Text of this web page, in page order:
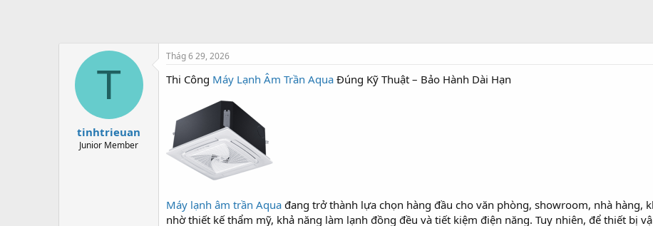
T
tinhtrieuan
Junior Member
Thág 6 29, 2026
Thi Công Máy Lạnh Âm Trần Aqua Đúng Kỹ Thuật – Bảo Hành Dài Hạn
Máy lạnh âm trần Aqua đang trở thành lựa chọn hàng đầu cho văn phòng, showroom, nhà hàng,
nhờ thiết kế thẩm mỹ, khả năng làm lạnh đồng đều và tiết kiệm điện năng. Tuy nhiên, để thiết bị